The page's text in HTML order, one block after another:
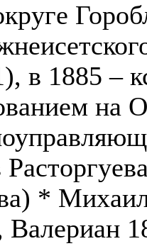
в 1885 –
на
*
Валериан